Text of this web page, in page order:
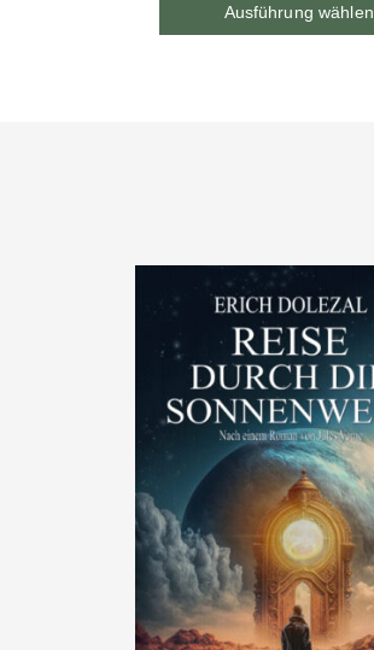
Ausführung wählen